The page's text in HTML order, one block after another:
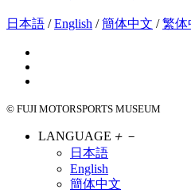
日本語 /English /簡体中文 /繁体
© FUJI MOTORSPORTS MUSEUM
LANGUAGE ＋ －
日本語
English
簡体中文